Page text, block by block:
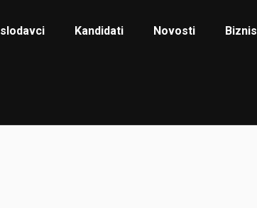
Kandidati Novosti Biznis